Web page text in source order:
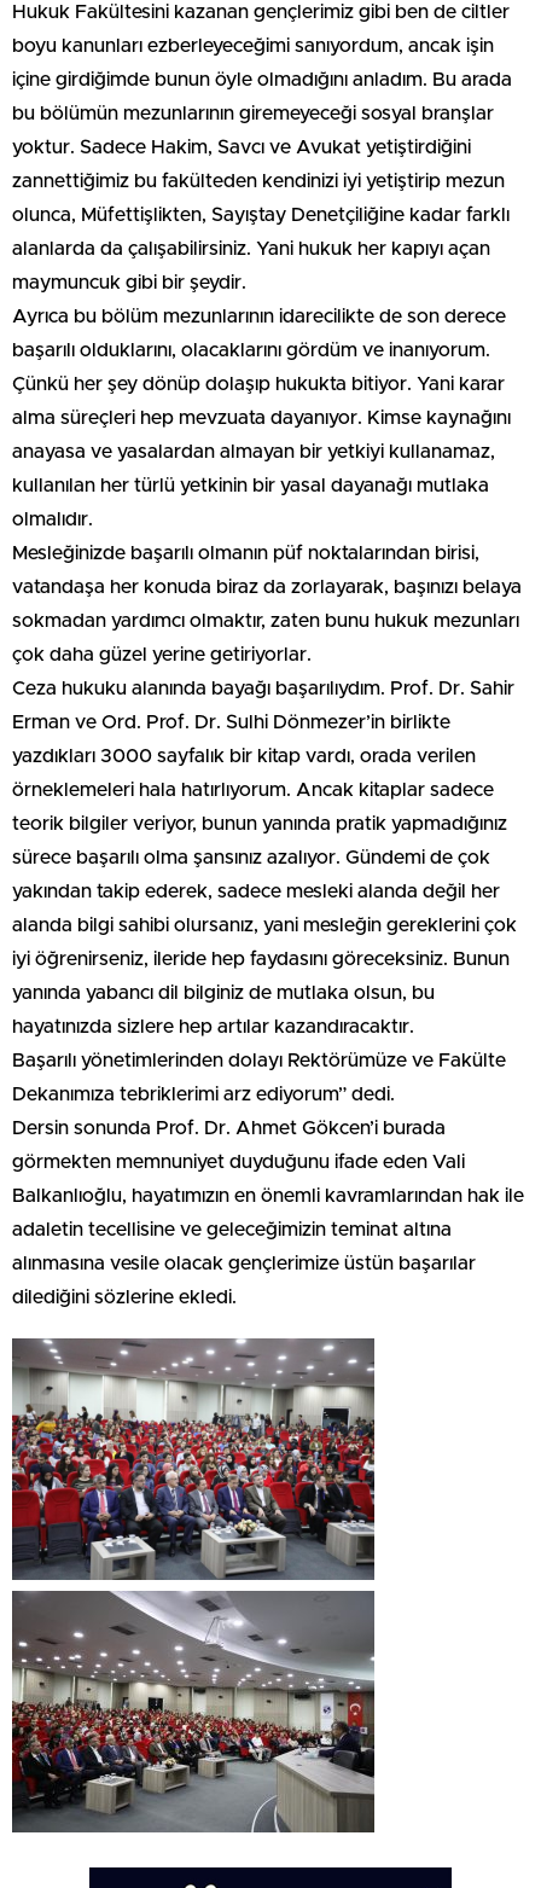
Hukuk Fakültesini kazanan gençlerimiz gibi ben de ciltler
boyu kanunları ezberleyeceğimi sanıyordum, ancak işin
içine girdiğimde bunun öyle olmadığını anladım. Bu arada
bu bölümün mezunlarının giremeyeceği sosyal branşlar
yoktur. Sadece Hakim, Savcı ve Avukat yetiştirdiğini
zannettiğimiz bu fakülteden kendinizi iyi yetiştirip mezun
olunca, Müfettişlikten, Sayıştay Denetçiliğine kadar farklı
alanlarda da çalışabilirsiniz. Yani hukuk her kapıyı açan
maymuncuk gibi bir şeydir.
Ayrıca bu bölüm mezunlarının idarecilikte de son derece
başarılı olduklarını, olacaklarını gördüm ve inanıyorum.
Çünkü her şey dönüp dolaşıp hukukta bitiyor. Yani karar
alma süreçleri hep mevzuata dayanıyor. Kimse kaynağını
anayasa ve yasalardan almayan bir yetkiyi kullanamaz,
kullanılan her türlü yetkinin bir yasal dayanağı mutlaka
olmalıdır.
Mesleğinizde başarılı olmanın püf noktalarından birisi,
vatandaşa her konuda biraz da zorlayarak, başınızı belaya
sokmadan yardımcı olmaktır, zaten bunu hukuk mezunları
çok daha güzel yerine getiriyorlar.
Ceza hukuku alanında bayağı başarılıydım. Prof. Dr. Sahir
Erman ve Ord. Prof. Dr. Sulhi Dönmezer’in birlikte
yazdıkları 3000 sayfalık bir kitap vardı, orada verilen
örneklemeleri hala hatırlıyorum. Ancak kitaplar sadece
teorik bilgiler veriyor, bunun yanında pratik yapmadığınız
sürece başarılı olma şansınız azalıyor. Gündemi de çok
yakından takip ederek, sadece mesleki alanda değil her
alanda bilgi sahibi olursanız, yani mesleğin gereklerini çok
iyi öğrenirseniz, ileride hep faydasını göreceksiniz. Bunun
yanında yabancı dil bilginiz de mutlaka olsun, bu
hayatınızda sizlere hep artılar kazandıracaktır.
Başarılı yönetimlerinden dolayı Rektörümüze ve Fakülte
Dekanımıza tebriklerimi arz ediyorum” dedi.
Dersin sonunda Prof. Dr. Ahmet Gökcen’i burada
görmekten memnuniyet duyduğunu ifade eden Vali
Balkanlıoğlu, hayatımızın en önemli kavramlarından hak ile
adaletin tecellisine ve geleceğimizin teminat altına
alınmasına vesile olacak gençlerimize üstün başarılar
dilediğini sözlerine ekledi.